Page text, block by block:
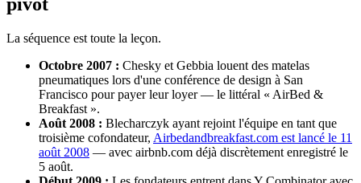
La séquence est toute la leçon.
Octobre 2007 : Chesky et Gebbia louent des matelas
pneumatiques lors d'une conférence de design à San
Francisco pour payer leur loyer — le littéral « AirBed &
Breakfast ».
Août 2008 : Blecharczyk ayant rejoint l'équipe en tant que
troisième cofondateur, Airbedandbreakfast.com est lancé le 11
août 2008 — avec airbnb.com déjà discrètement enregistré le
5 août.